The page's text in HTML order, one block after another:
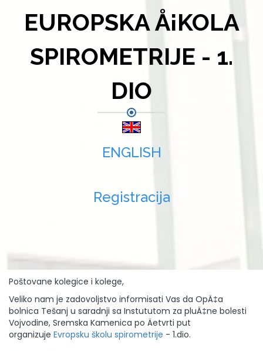
EUROPSKA Å¡KOLA
SPIROMETRIJE - 1.
DIO
ENGLISH
Registracija
Poštovane kolegice i kolege,
Veliko nam je zadovoljstvo informisati Vas da OpÄ‡a
bolnica Tešanj u saradnji sa Instututom za pluÄ‡ne bolesti
Vojvodine, Sremska Kamenica po Äetvrti put
organizuje Evropsku školu spirometrije - 1.dio.